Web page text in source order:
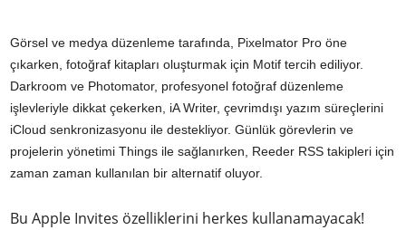
Görsel ve medya düzenleme tarafında, Pixelmator Pro öne
çıkarken, fotoğraf kitapları oluşturmak için Motif tercih ediliyor.
Darkroom ve Photomator, profesyonel fotoğraf düzenleme
işlevleriyle dikkat çekerken, iA Writer, çevrimdışı yazım süreçlerini
iCloud senkronizasyonu ile destekliyor. Günlük görevlerin ve
projelerin yönetimi Things ile sağlanırken, Reeder RSS takipleri için
zaman zaman kullanılan bir alternatif oluyor.
Bu Apple Invites özelliklerini herkes kullanamayacak!